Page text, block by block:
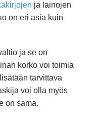
ja lainojen
on eri asia kuin
ja se on
korko voi toimia
tarvittava
voi olla myös
on sama.